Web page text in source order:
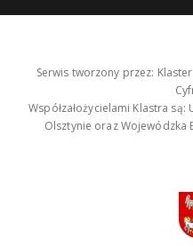
Serwis tworzony przez:
Współzałożycielami Klastra
Olsztynie oraz Wojewódzka